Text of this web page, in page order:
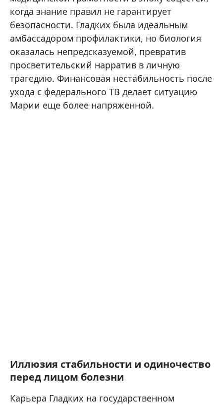
когда знание правил не гарантирует
безопасности. Гладких была идеальным
амбассадором профилактики, но биология
оказалась непредсказуемой, превратив
просветительский нарратив в личную
трагедию. Финансовая нестабильность после
ухода с федерального ТВ делает ситуацию
Марии еще более напряженной.
Иллюзия стабильности и одиночество
перед лицом болезни
Карьера Гладких на государственном